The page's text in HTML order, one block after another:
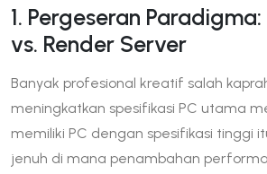
1. Pergeseran
vs. Render Server
Banyak profesional kreatif salah
meningkatkan spesifikasi PC utama
memiliki PC dengan spesifikasi tinggi
jenuh di mana penambahan